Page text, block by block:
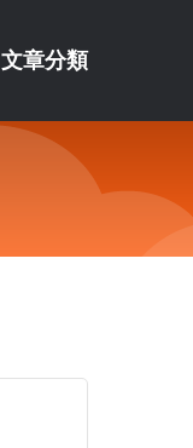
文章分類